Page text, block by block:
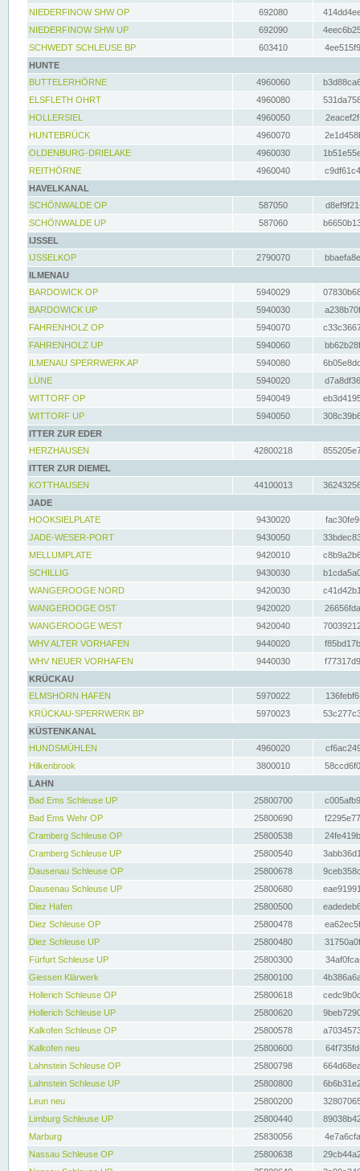
NIEDERFINOW SHW OP
692080
NIEDERFINOW SHW UP
692090
SCHWEDT SCHLEUSE BP
603410
HUNTE
BUTTELERHÖRNE
4960060
ELSFLETH OHRT
4960080
HOLLERSIEL
4960050
HUNTEBRÜCK
4960070
OLDENBURG-DRIELAKE
4960030
REITHÖRNE
4960040
HAVELKANAL
SCHÖNWALDE OP
587050
SCHÖNWALDE UP
587060
IJSSEL
IJSSELKOP
2790070
ILMENAU
BARDOWICK OP
5940029
BARDOWICK UP
5940030
FAHRENHOLZ OP
5940070
FAHRENHOLZ UP
5940060
ILMENAU SPERRWERK AP
5940080
LÜNE
5940020
WITTORF OP
5940049
WITTORF UP
5940050
ITTER ZUR EDER
HERZHAUSEN
42800218
ITTER ZUR DIEMEL
KOTTHAUSEN
44100013
JADE
HOOKSIELPLATE
9430020
JADE-WESER-PORT
9430050
MELLUMPLATE
9420010
SCHILLIG
9430030
WANGEROOGE NORD
9420030
WANGEROOGE OST
9420020
WANGEROOGE WEST
9420040
WHV ALTER VORHAFEN
9440020
WHV NEUER VORHAFEN
9440030
KRÜCKAU
ELMSHORN HAFEN
5970022
KRÜCKAU-SPERRWERK BP
5970023
KÜSTENKANAL
HUNDSMÜHLEN
4960020
Hilkenbrook
3800010
LAHN
Bad Ems Schleuse UP
25800700
Bad Ems Wehr OP
25800690
Cramberg Schleuse OP
25800538
Cramberg Schleuse UP
25800540
Dausenau Schleuse OP
25800678
Dausenau Schleuse UP
25800680
Diez Hafen
25800500
Diez Schleuse OP
25800478
Diez Schleuse UP
25800480
Fürfurt Schleuse UP
25800300
Giessen Klärwerk
25800100
Hollerich Schleuse OP
25800618
Hollerich Schleuse UP
25800620
Kalkofen Schleuse OP
25800578
Kalkofen neu
25800600
Lahnstein Schleuse OP
25800798
Lahnstein Schleuse UP
25800800
Leun neu
25800200
Limburg Schleuse UP
25800440
Marburg
25830056
Nassau Schleuse OP
25800638